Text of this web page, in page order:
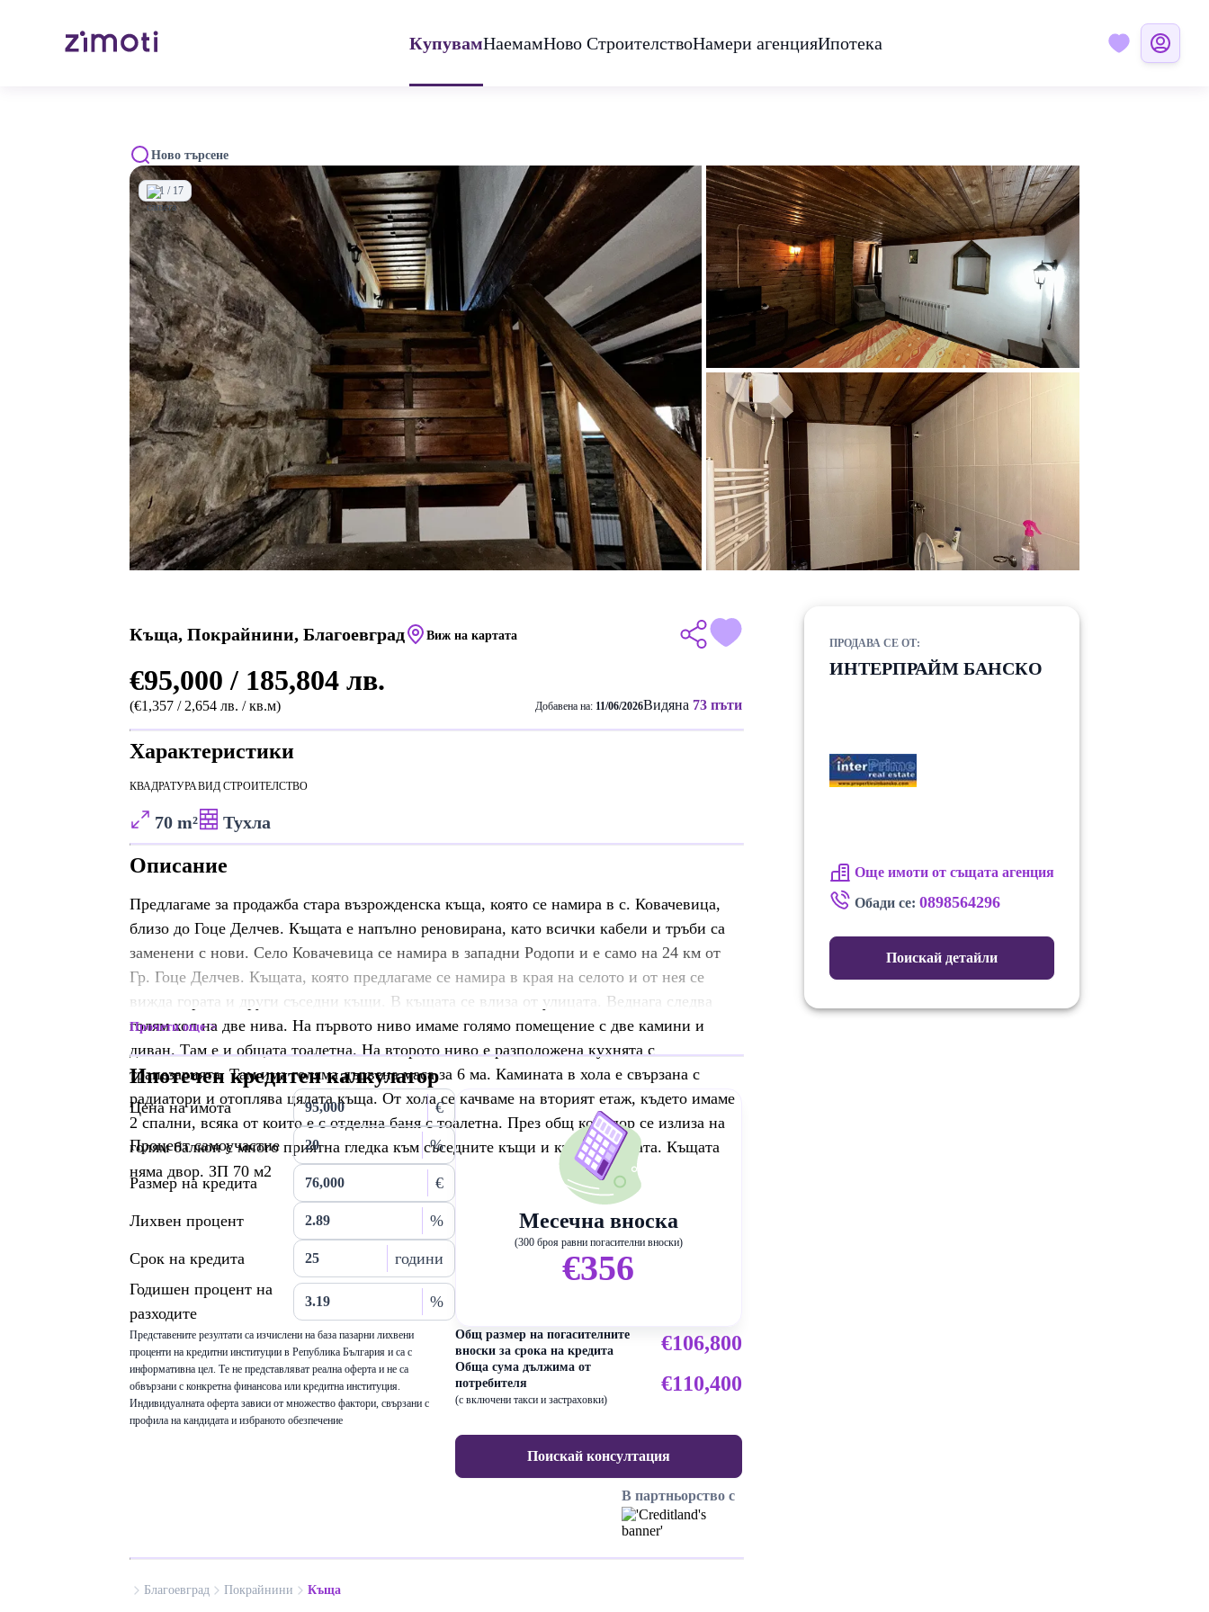
КупувамНаемамНово СтроителствоНамери агенцияИпотека
Ново търсене
1 / 17
Къща, Покрайнини, Благоевград Виж на картата
€95,000 / 185,804 лв.
(€1,357 / 2,654 лв. / кв.м) Добавена на: 11/06/2026Видяна 73 пъти
Характеристики
КВАДРАТУРА
70 m²
ВИД СТРОИТЕЛСТВО
Тухла
Описание
Предлагаме за продажба стара възрожденска къща, която се намира в с. Ковачевица,
близо до Гоце Делчев. Къщата е напълно реновирана, като всички кабели и тръби са
заменени с нови. Село Ковачевица се намира в западни Родопи и е само на 24 км от
Гр. Гоце Делчев. Къщата, която предлагаме се намира в края на селото и от нея се
вижда гората и други съседни къщи. В къщата се влиза от улицата. Веднага следва
голям хол на две нива. На първото ниво имаме голямо помещение с две камини и
диван. Там е и общата тоалетна. На второто ниво е разположена кухнята с
трапезарията. Там има голяма дървена маса за 6 ма. Камината в хола е свързана с
радиатори и отоплява цялата къща. От хола се качваме на вторият етаж, където имаме
2 спални, всяка от които е с отделна баня с тоалетна. През общ коридор се излиза на
голям балкон с много приятна гледка към съседните къщи и към планината. Къщата
няма двор. ЗП 70 м2
Прочети още
Ипотечен кредитен калкулатор
Цена на имота €
Процент самоучастие %
Размер на кредита €
Лихвен процент %
Срок на кредита
години
Годишен процент на
разходите
%
Представените резултати са изчислени на база пазарни лихвени
проценти на кредитни институции в Република България и са с
информативна цел. Те не представляват реална оферта и не са
обвързани с конкретна финансова или кредитна институция.
Индивидуалната оферта зависи от множество фактори, свързани с
профила на кандидата и избраното обезпечение
Месечна вноска
(300 броя равни погасителни вноски)
€356
Общ размер на погасителните
вноски за срока на кредита
€106,800
Обща сума дължима от
потребителя
(с включени такси и застраховки)
€110,400
Поискай консултация
В партньорство с
ПРОДАВА СЕ ОТ:
ИНТЕРПРАЙМ БАНСКО
Още имоти от същата агенция
Обади се: 0898564296
Поискай детайли
Благоевград Покрайнини Къща